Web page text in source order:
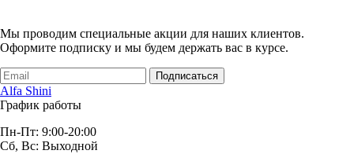
Мы проводим специальные акции для наших клиентов.
Оформите подписку и мы будем держать вас в курсе.
Подписаться
Alfa Shini
График работы
Пн-Пт: 9:00-20:00
Сб, Вс: Выходной